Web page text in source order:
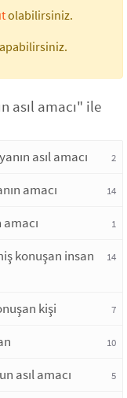
olabilirsiniz.
asıl amacı" ile
asıl amacı 2
amacı 14
1
konuşan insan
14
kişi 7
10
asıl amacı 5